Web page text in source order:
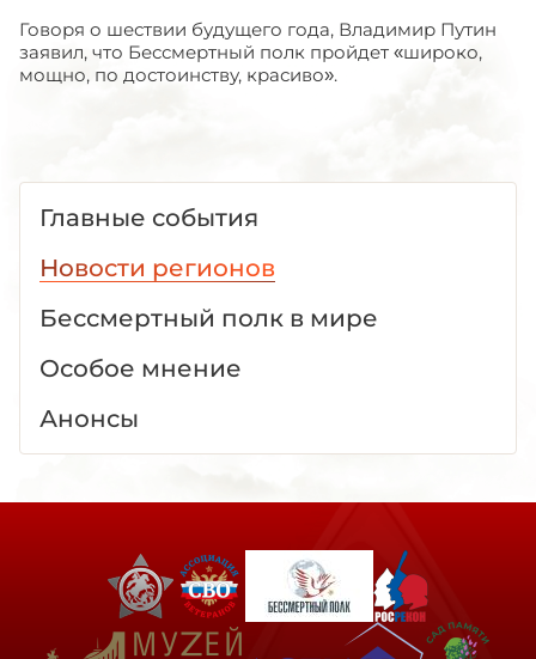
Говоря о шествии будущего года, Владимир Путин
заявил, что Бессмертный полк пройдет «широко,
мощно, по достоинству, красиво».
Главные события
Новости регионов
Бессмертный полк в мире
Особое мнение
Анонсы